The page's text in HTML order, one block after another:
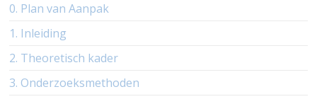
0. Plan van Aanpak
1. Inleiding
2. Theoretisch kader
3. Onderzoeksmethoden